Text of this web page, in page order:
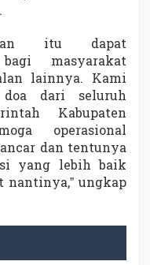
itu dapat
masyarakat
lainnya. Kami
dari seluruh
Kabupaten
operasional
dan tentunya
yang lebih baik
nantinya,” ungkap